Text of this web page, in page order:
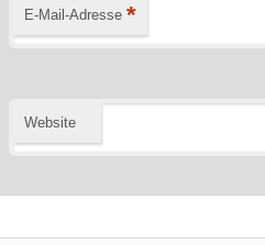
E-Mail-Adresse *
Website